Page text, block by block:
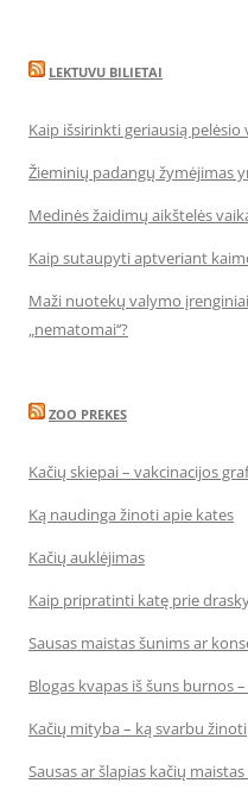
LEKTUVU BILIETAI
Kaip išsirinkti geriausią pelėsio
Žieminių padangų žymėjimas
Medinės žaidimų aikštelės
Kaip sutaupyti aptveriant
Maži nuotekų valymo
„nematomai‘‘?
ZOO PREKES
Kačių skiepai – vakcinacijos
Ką naudinga žinoti apie kates
Kačių auklėjimas
Kaip pripratinti katę prie
Sausas maistas šunims ar
Blogas kvapas iš šuns burnos
Kačių mityba – ką svarbu žinoti
Sausas ar šlapias kačių